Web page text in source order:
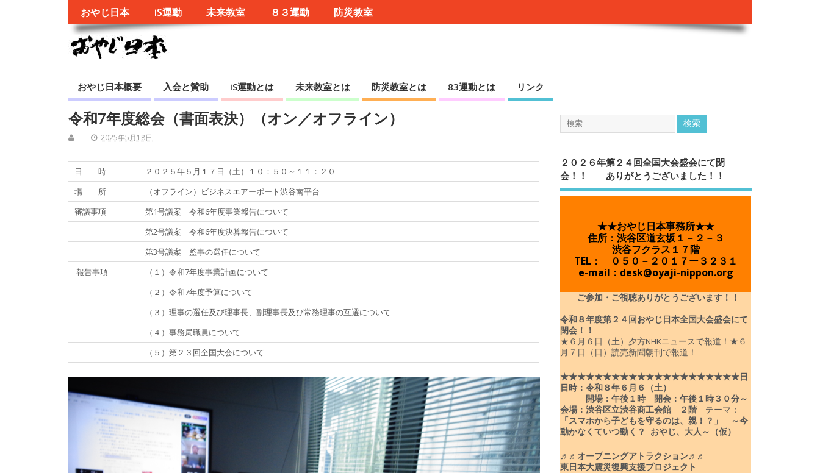
おやじ日本 iS運動 未来教室 ８３運動 防災教室
おやじ日本概要 入会と賛助 iS運動とは 未来教室とは 防災教室とは 83運動とは リンク
令和7年度総会（書面表決）（オン／オフライン）
- 2025年5月18日
日 時
２０２５年５月１７日（土）１０：５０～１１：２０
場 所
（オフライン）ビジネスエアーポート渋谷南平台
審議事項
第1号議案 令和6年度事業報告について
第2号議案 令和6年度決算報告について
第3号議案 監事の選任について
報告事項
（１）令和7年度事業計画について
（２）令和7年度予算について
（３）理事の選任及び理事長、副理事長及び常務理事の互選について
（４）事務局職員について
（５）第２３回全国大会について
２０２６年第２４回全国大会盛会にて閉
会！！ ありがとうございました！！
★★おやじ日本事務所★★
住所：渋谷区道玄坂１－２－３
渋谷フクラス１７階
TEL： ０５０－２０１７ー３２３１
e-mail：desk@oyaji-nippon.org
ご参加・ご視聴ありがとうございます！！
令和８年度第２４回おやじ日本全国大会盛会にて
閉会！！
★６月６日（土）夕方NHKニュースで報道！ ★６
月７日（日）読売新聞朝刊で報道！
★★★★★★★★★★★★★★★★★★★★★日
日時：令和８年６月６（土）
開場：午後１時 開会：午後１時３０分～
会場：渋谷区立渋谷商工会館 ２階 テーマ：
「スマホから子どもを守るのは、親！？」
～今
動かなくていつ動く？ おやじ、大人～（仮）
♬♬オープニングアトラクション♬♬
東日本大震災復興支援プロジェクト